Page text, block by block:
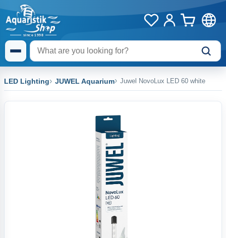
LED Lighting JUWEL Aquarium Juwel NovoLux LED 60 white